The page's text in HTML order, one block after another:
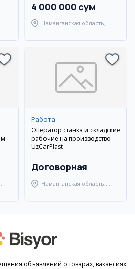
4 000 000 сум
Наманганская область,
Работа
Оператор станка и складские
рабочие на производство
UzCarPlast
Договорная
Наманганская область,
объявлений о товарах, вакансиях